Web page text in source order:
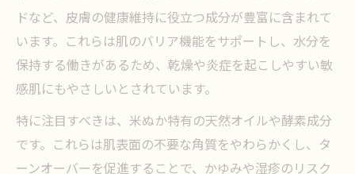
ドなど、皮膚の健康維持に役立つ成分が豊富に含まれて
います。これらは肌のバリア機能をサポートし、水分を
保持する働きがあるため、乾燥や炎症を起こしやすい敏
感肌にもやさしいとされています。
特に注目すべきは、米ぬか特有の天然オイルや酵素成分
です。これらは肌表面の不要な角質をやわらかくし、タ
ーンオーバーを促進することで、かゆみや湿疹のリスク